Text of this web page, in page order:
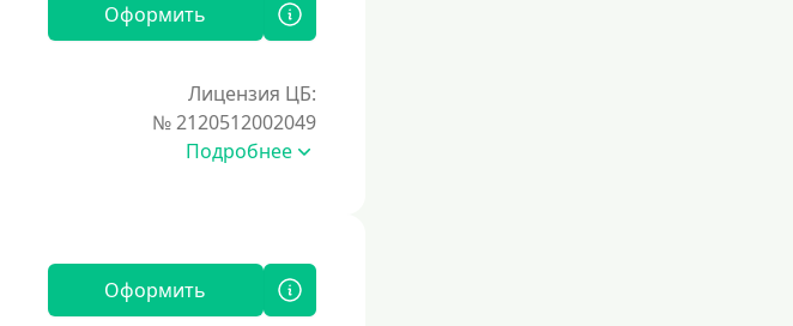
Оформить
Лицензия ЦБ:
№ 2120512002049
Подробнее
Оформить